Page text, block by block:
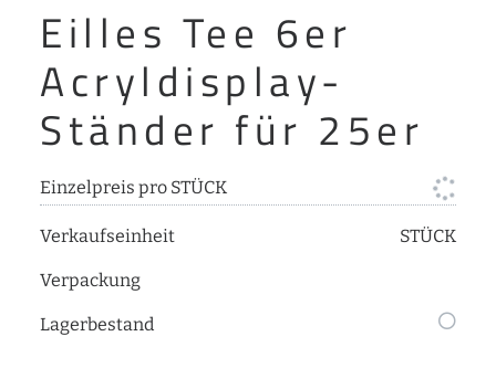
Eilles Tee 6er
Acryldisplay-
Ständer für 25er
Einzelpreis pro STÜCK
Verkaufseinheit STÜCK
Verpackung
Lagerbestand